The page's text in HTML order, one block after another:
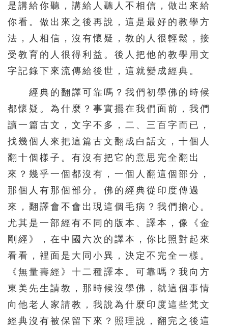
是講給你聽，講給人聽人不相信，做出來給
你看。做出來之後再說，這是最好的教學方
法，人相信，沒有懷疑，教的人很輕鬆，接
受教育的人很得利益。後人把他的教學用文
字記錄下來流傳給後世，這就變成經典。
經典的翻譯可靠嗎？我們初學佛的時候
都懷疑。為什麼？事實擺在我們面前，我們
讀一篇古文，文字不多，二、三百字而已，
找幾個人來把這篇古文翻成白話文，十個人
翻十個樣子。有沒有把它的意思完全翻出
來？幾乎一個都沒有，一個人翻這個部分，
那個人有那個部分。佛的經典從印度傳過
來，翻譯會不會出現這個毛病？我們擔心。
尤其是一部經有不同的版本、譯本，像《金
剛經》，在中國六次的譯本，你比照對起來
看看，裡面是大同小異，決定不完全一樣。
《無量壽經》十二種譯本。可靠嗎？我向方
東美先生請教，那時候沒學佛，就這個事情
向他老人家請教，我說為什麼印度這些梵文
經典沒有被保留下來？照理說，翻完之後這